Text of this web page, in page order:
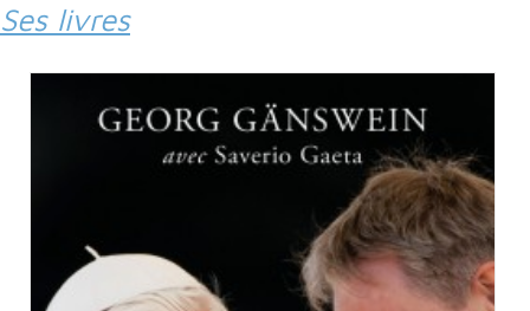
Ses livres